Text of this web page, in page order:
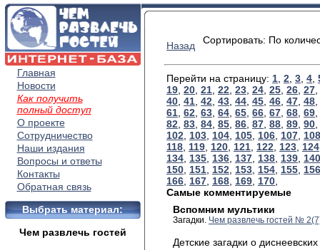
Главная
Новости
Как получить
полный доступ
О проекте
Сотрудничество
Наши издания
Вопросы и ответы
Контакты
Обратная связь
Выбрать материал:
Чем развлечь гостей
Назад Сортировать: По
Перейти на страницу: 1 2 3 4
19 20 21 22 23 24 25 26 27
40 41 42 43 44 45 46 47 48
61 62 63 64 65 66 67 68 69
82 83 84 85 86 87 88 89 90
102 103 104 105 106 107 108
118 119 120 121 122 123 124
134 135 136 137 138 139 140
150 151 152 153 154 155 156
166 167 168 169 170
Самые комментируемые
Вспомним мультики
Загадки. Чем развлечь гостей №
Детские загадки о